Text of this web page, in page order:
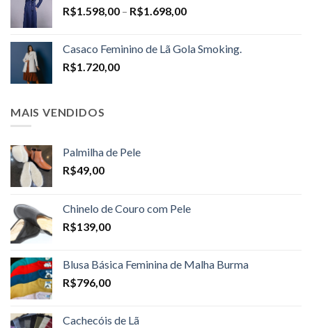
R$1.598,00 – R$1.698,00Price
through
Casaco Feminino de Lã Gola Smoking.
R$1.720,00
MAIS VENDIDOS
Palmilha de Pele
R$49,00
Chinelo de Couro com Pele
R$139,00
Blusa Básica Feminina de Malha Burma
R$796,00
Cachecóis de Lã